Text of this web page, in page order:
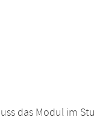
das Modul im